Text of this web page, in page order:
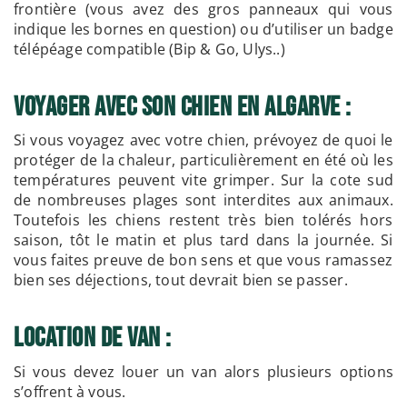
frontière (vous avez des gros panneaux qui vous
indique les bornes en question) ou d’utiliser un badge
télépéage compatible (Bip & Go, Ulys..)
Voyager avec son chien en Algarve :
Si vous voyagez avec votre chien, prévoyez de quoi le
protéger de la chaleur, particulièrement en été où les
températures peuvent vite grimper. Sur la cote sud
de nombreuses plages sont interdites aux animaux.
Toutefois les chiens restent très bien tolérés hors
saison, tôt le matin et plus tard dans la journée. Si
vous faites preuve de bon sens et que vous ramassez
bien ses déjections, tout devrait bien se passer.
Location de Van :
Si vous devez louer un van alors plusieurs options
s’offrent à vous.